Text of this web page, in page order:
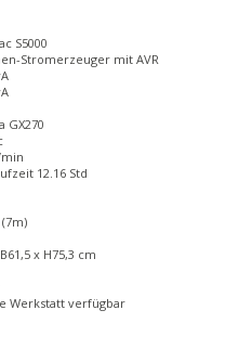
S5000
Stromerzeuger mit AVR
GX270
12.16 Std
(7m)
x H75,3 cm
Werkstatt verfügbar